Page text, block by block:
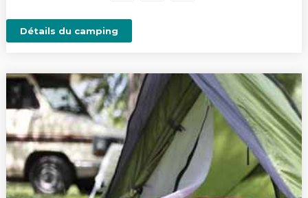
Détails du camping